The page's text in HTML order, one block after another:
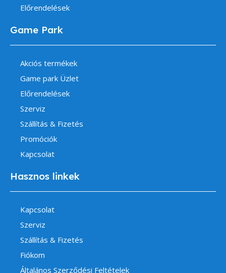
Előrendelések
Game Park
Akciós termékek
Game park Üzlet
Előrendelések
Szerviz
Szállítás & Fizetés
Promóciók
Kapcsolat
Hasznos linkek
Kapcsolat
Szerviz
Szállítás & Fizetés
Fiókom
Általános Szerződési Feltételek